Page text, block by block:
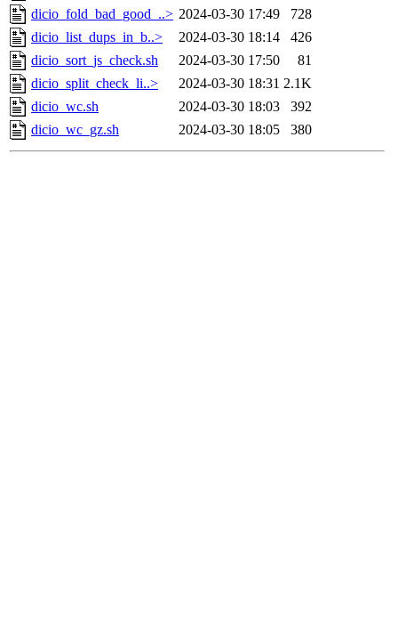
dicio_fold_bad_good_..> 2024-03-30 17:49
728
dicio_list_dups_in_b..>
2024-03-30 18:14
426
dicio_sort_js_check.sh
2024-03-30 17:50
81
dicio_split_check_li..>
2024-03-30 18:31 2.1K
dicio_wc.sh
2024-03-30 18:03
392
dicio_wc_gz.sh
2024-03-30 18:05 380